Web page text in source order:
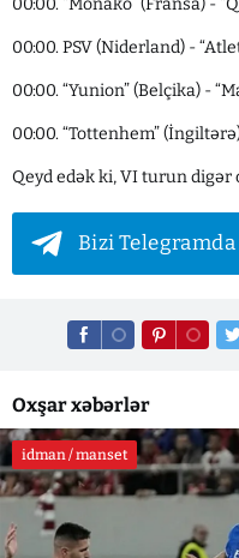
00:00. PSV (Niderland) -
00:00. “Yunion” (Belçika) -
00:00. “Tottenhem”
Qeyd edək ki, VI turun digər
Bizi
Oxşar xəbərlər
idman / manset